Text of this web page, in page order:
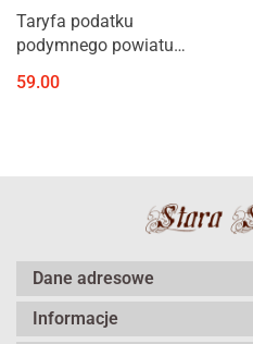
Taryfa podatku
podymnego powiatu
Studia do dziejów
59.00
Dane adresowe
Informacje